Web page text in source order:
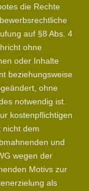
die Rechte
auf §8 Abs. 4
ohne
oder Inhalte
beziehungsweise
ohne
notwendig ist.
kostenpflichtigen
nicht dem
und
wegen der
Motivs zur
als